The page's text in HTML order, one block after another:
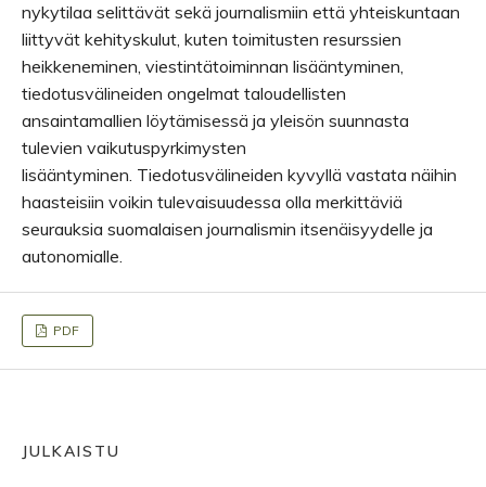
nykytilaa selittävät sekä journalismiin että yhteiskuntaan
liittyvät kehityskulut, kuten toimitusten resurssien
heikkeneminen, viestintätoiminnan lisääntyminen,
tiedotusvälineiden ongelmat taloudellisten
ansaintamallien löytämisessä ja yleisön suunnasta
tulevien vaikutuspyrkimysten
lisääntyminen. Tiedotusvälineiden kyvyllä vastata näihin
haasteisiin voikin tulevaisuudessa olla merkittäviä
seurauksia suomalaisen journalismin itsenäisyydelle ja
autonomialle.
PDF
JULKAISTU